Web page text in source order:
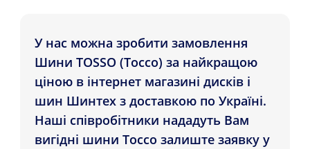
У нас можна зробити замовлення
Шини TOSSO (Тоссо) за найкращою
ціною в інтернет магазині дисків і
шин Шинтех з доставкою по Україні.
Наші співробітники нададуть Вам
вигідні шини Тоссо залиште заявку у